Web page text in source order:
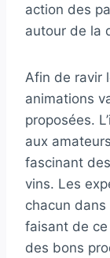
action des
autour de la
Afin de ravir
animations
proposées.
aux
fascinant
vins. Les
chacun
faisant de ce
des bons